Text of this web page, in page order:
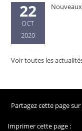
22
OCT
2020
Voir toutes les
Partagez cette page
Imprimer cette page :